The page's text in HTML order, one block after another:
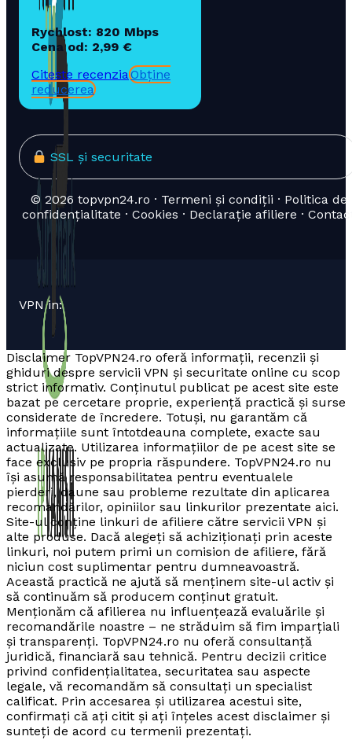
Rychlost: 820 Mbps
Cena od: 2,99 €
Citește recenziaObține
reducerea
SSL și securitate
© 2026 topvpn24.ro · Termeni și condiții · Politica de
confidențialitate · Cookies · Declarație afiliere ·
VPN in:
Disclaimer TopVPN24.ro oferă informații, recenzii și
ghiduri despre servicii VPN și securitate online cu scop
strict informativ. Conținutul publicat pe acest site este
bazat pe cercetare proprie, experiență practică și surse
considerate de încredere. Totuși, nu garantăm că
informațiile sunt întotdeauna complete, exacte sau
actualizate. Utilizarea informațiilor de pe acest site se
face exclusiv pe propria răspundere. TopVPN24.ro nu
își asumă responsabilitatea pentru eventualele
pierderi, daune sau probleme rezultate din aplicarea
recomandărilor, opiniilor sau linkurilor prezentate aici.
Site-ul conține linkuri de afiliere către servicii VPN și
alte produse. Dacă alegeți să achiziționați prin aceste
linkuri, noi putem primi un comision de afiliere, fără
niciun cost suplimentar pentru dumneavoastră.
Această practică ne ajută să menținem site-ul activ și
să continuăm să producem conținut gratuit.
Menționăm că afilierea nu influențează evaluările și
recomandările noastre – ne străduim să fim imparțiali
și transparenți. TopVPN24.ro nu oferă consultanță
juridică, financiară sau tehnică. Pentru decizii critice
privind confidențialitatea, securitatea sau aspecte
legale, vă recomandăm să consultați un specialist
calificat. Prin accesarea și utilizarea acestui site,
confirmați că ați citit și ați înțeles acest disclaimer și
sunteți de acord cu termenii prezentați.